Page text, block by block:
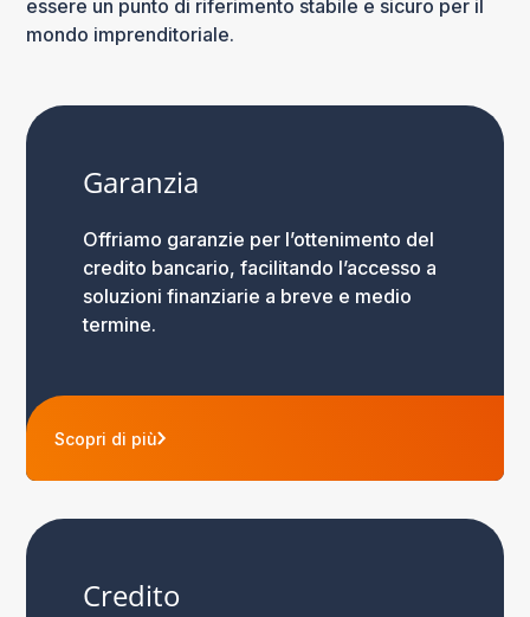
essere un punto di riferimento stabile e sicuro per il
mondo imprenditoriale.
Garanzia
Offriamo garanzie per l’ottenimento del
credito bancario, facilitando l’accesso a
soluzioni finanziarie a breve e medio
termine.
Scopri di più
Credito